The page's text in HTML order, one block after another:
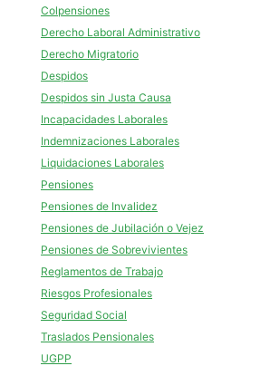
Colpensiones
Derecho Laboral Administrativo
Derecho Migratorio
Despidos
Despidos sin Justa Causa
Incapacidades Laborales
Indemnizaciones Laborales
Liquidaciones Laborales
Pensiones
Pensiones de Invalidez
Pensiones de Jubilación o Vejez
Pensiones de Sobrevivientes
Reglamentos de Trabajo
Riesgos Profesionales
Seguridad Social
Traslados Pensionales
UGPP